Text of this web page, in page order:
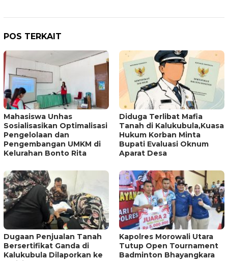
POS TERKAIT
Mahasiswa Unhas
Sosialisasikan Optimalisasi
Pengelolaan dan
Pengembangan UMKM di
Kelurahan Bonto Rita
Diduga Terlibat Mafia
Tanah di Kalukubula,Kuasa
Hukum Korban Minta
Bupati Evaluasi Oknum
Aparat Desa
Dugaan Penjualan Tanah
Bersertifikat Ganda di
Kalukubula Dilaporkan ke
Kapolres Morowali Utara
Tutup Open Tournament
Badminton Bhayangkara